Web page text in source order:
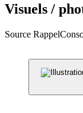
Visuels /
Source